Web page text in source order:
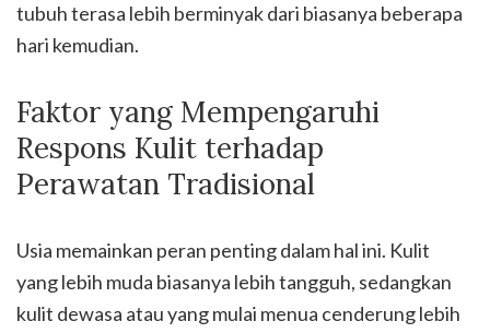
tubuh terasa lebih berminyak dari biasanya beberapa
hari kemudian.
Faktor yang Mempengaruhi
Respons Kulit terhadap
Perawatan Tradisional
Usia memainkan peran penting dalam hal ini. Kulit
yang lebih muda biasanya lebih tangguh, sedangkan
kulit dewasa atau yang mulai menua cenderung lebih